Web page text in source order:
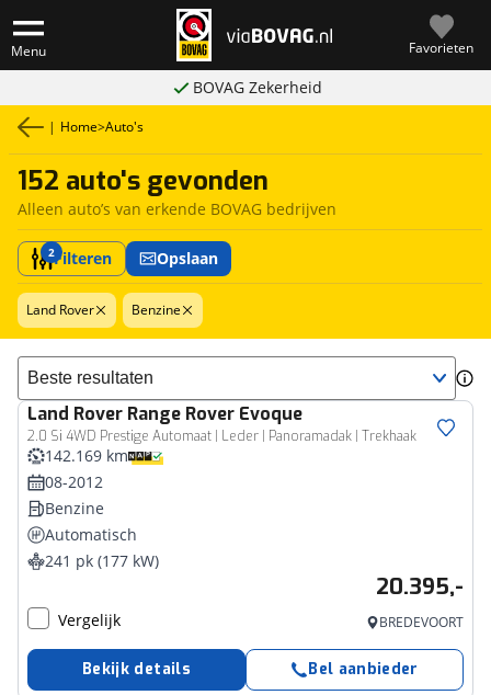
Menu Favorieten
BOVAG Zekerheid
| Home>Auto's
152 auto's gevonden
Alleen auto’s van erkende BOVAG bedrijven
2Filteren Opslaan
Land Rover Benzine
Sorteer resultaten
Land Rover Range Rover Evoque
2.0 Si 4WD Prestige Automaat | Leder | Panoramadak | Trekhaak
142.169 km
08-2012
Benzine
Automatisch
241 pk (177 kW)
20.395,-
Vergelijk BREDEVOORT
Bekijk details Bel aanbieder